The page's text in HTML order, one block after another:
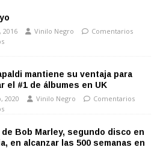
2016 Vinilo Negro
Comentarios
mantiene su ventaja para
el #1 de álbumes en UK
2020 Vinilo Negro
Comentarios
de Bob Marley, segundo disco en
en alcanzar las 500 semanas en